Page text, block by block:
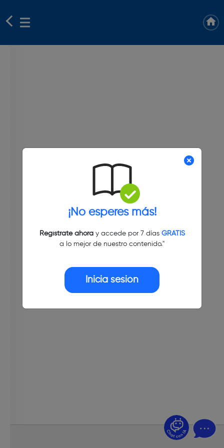
¡No esperes más!
Regístrate ahoray accede por 7 días GRATIS
a lo mejor de nuestro contenido."
Inicia sesión